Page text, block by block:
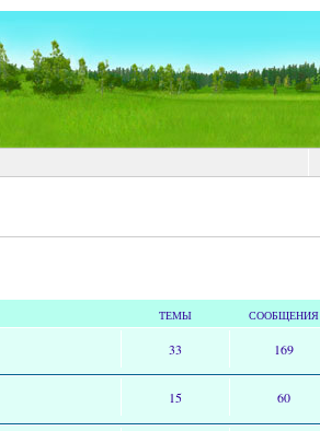
ТЕМЫ СООБЩЕНИЯ
33 169
15 60